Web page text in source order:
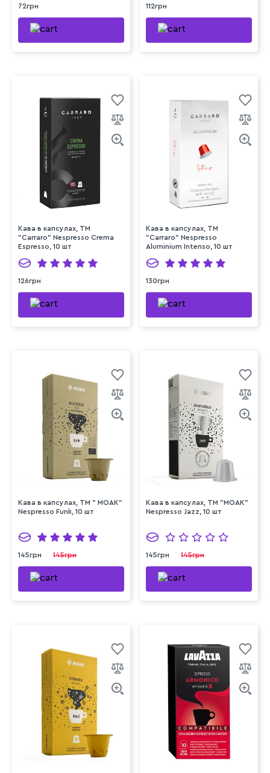
72грн 112грн
Кава в капсулах, ТМ
"Carraro" Nespresso Crema
Espresso, 10 шт
126грн
Кава в капсулах, ТМ
"Carraro" Nespresso
Aluminium Intenso, 10 шт
130грн
Кава в капсулах, ТМ " MOAK"
Nespresso Funk, 10 шт
145грн 145грн
Кава в капсулах, ТМ "MOAK"
Nespresso Jazz, 10 шт
145грн 145грн